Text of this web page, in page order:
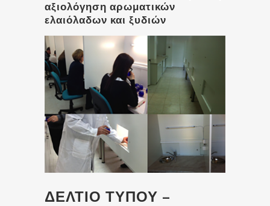
αξιολόγηση αρωματικών
ελαιόλαδων και ξυδιών
ΔΕΛΤΙΟ ΤΥΠΟΥ –